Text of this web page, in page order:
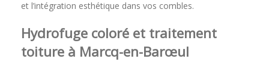
et l’intégration esthétique dans vos combles.
Hydrofuge coloré et traitement
toiture à Marcq-en-Barœul